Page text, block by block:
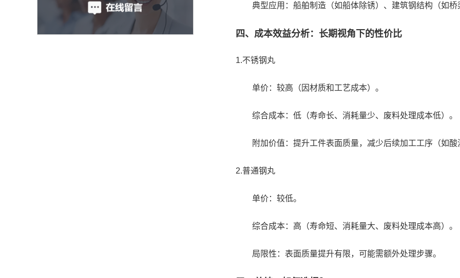
典型应用：船舶制造（如船体除锈）、建筑钢结构（如桥梁
四、成本效益分析：长期视角下的性价比
1.不锈钢丸
单价：较高（因材质和工艺成本）。
综合成本：低（寿命长、消耗量少、废料处理成本低）。
附加价值：提升工件表面质量，减少后续加工工序（如酸
2.普通钢丸
单价：较低。
综合成本：高（寿命短、消耗量大、废料处理成本高）。
局限性：表面质量提升有限，可能需额外处理步骤。